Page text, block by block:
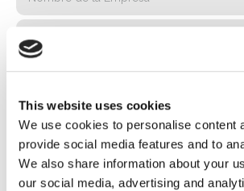
This website uses cookies
We use cookies to personalise content
provide social media features and to
We also share information about your
our social media, advertising and